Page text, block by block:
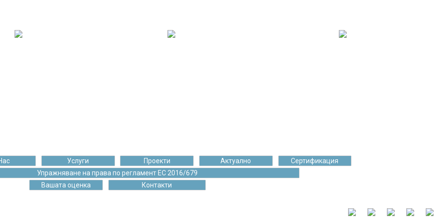
Услуги Проекти Актуално
Сертификация
Упражняване на права по регламент ЕС 2016/679
Вашата оценка
Контакти